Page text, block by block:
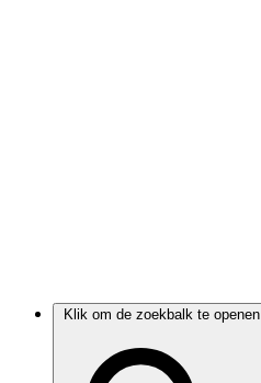
Klik om de zoekbalk te openen